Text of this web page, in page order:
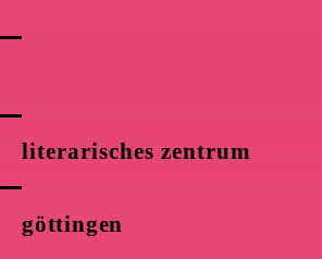
literarisches zentrum
göttingen